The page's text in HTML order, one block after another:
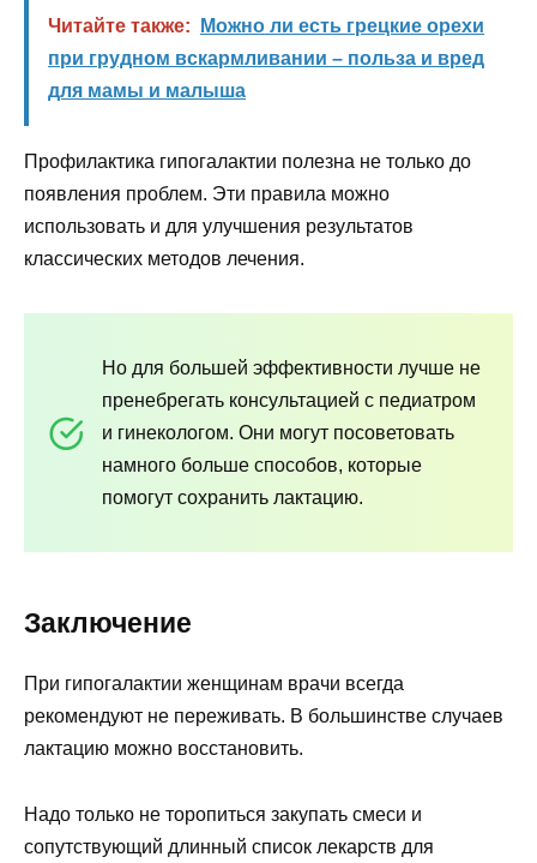
Читайте также:
Можно ли есть грецкие орехи
при грудном вскармливании – польза и вред
для мамы и малыша
Профилактика гипогалактии полезна не только до
появления проблем. Эти правила можно
использовать и для улучшения результатов
классических методов лечения.
Но для большей эффективности лучше не
пренебрегать консультацией с педиатром
и гинекологом. Они могут посоветовать
намного больше способов, которые
помогут сохранить лактацию.
Заключение
При гипогалактии женщинам врачи всегда
рекомендуют не переживать. В большинстве случаев
лактацию можно восстановить.
Надо только не торопиться закупать смеси и
сопутствующий длинный список лекарств для